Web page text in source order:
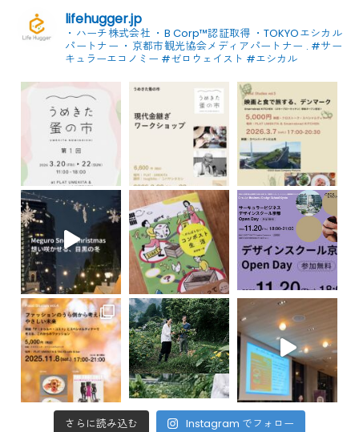
lifehugger.jp
・ハーチ株式会社 ・B Corp™認証取得 ・TOKYOエシカル
パートナー ・京都市観光協会メディアパートナー . #サー
キュラーエコノミー #ゼロウェイスト #エシカル
さらに読み込む Instagram でフォロー